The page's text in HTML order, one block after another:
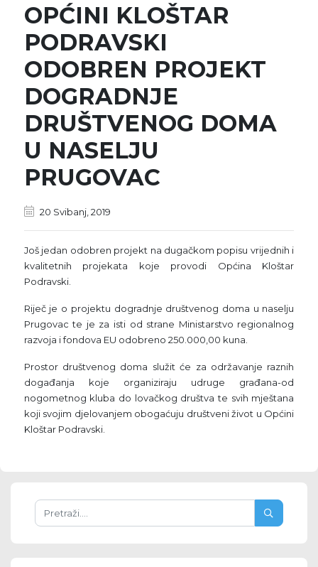
OPĆINI KLOŠTAR
PODRAVSKI
ODOBREN PROJEKT
DOGRADNJE
DRUŠTVENOG DOMA
U NASELJU
PRUGOVAC
20 Svibanj, 2019
Još jedan odobren projekt na dugačkom popisu vrijednih i
kvalitetnih projekata koje provodi Općina Kloštar
Podravski.
Riječ je o projektu dogradnje društvenog doma u naselju
Prugovac te je za isti od strane Ministarstvo regionalnog
razvoja i fondova EU odobreno 250.000,00 kuna.
Prostor društvenog doma služit će za održavanje raznih
događanja koje organiziraju udruge građana-od
nogometnog kluba do lovačkog društva te svih mještana
koji svojim djelovanjem obogaćuju društveni život u Općini
Kloštar Podravski.